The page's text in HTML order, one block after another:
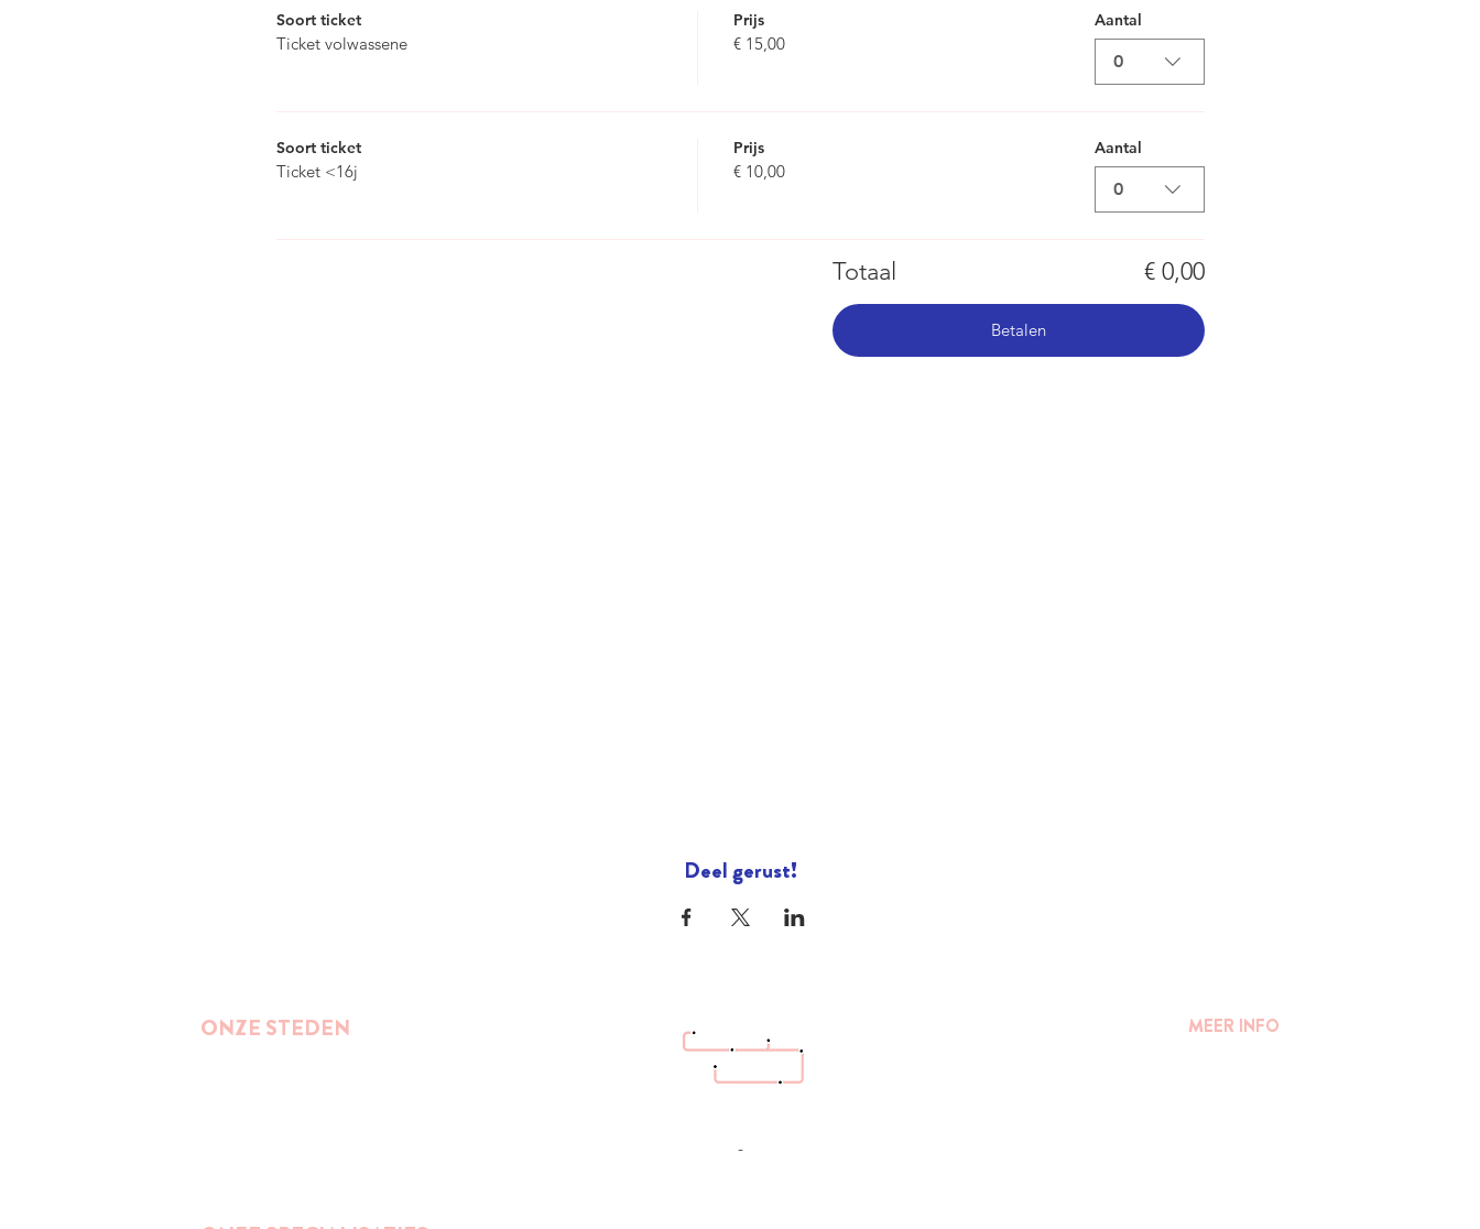
Soort ticket
Ticket volwassene
Prijs
€ 15,00
Aantal
0
Soort ticket
Ticket <16j
Prijs
€ 10,00
Aantal
0
Totaal € 0,00
Betalen
Deel gerust!
ONZE STEDEN MEER INFO
-